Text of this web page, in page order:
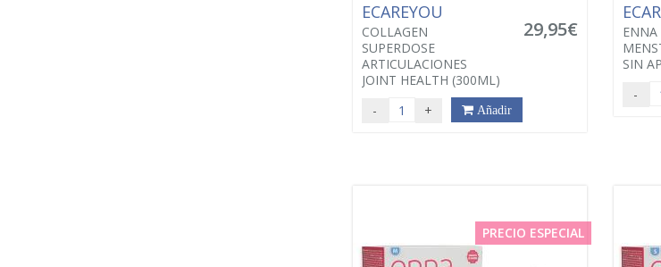
ECAREYOU
COLLAGEN
SUPERDOSE
ARTICULACIONES
JOINT HEALTH (300ML)
29,95€
- + Añadir
ENNA
SIN
-
PRECIO ESPECIAL